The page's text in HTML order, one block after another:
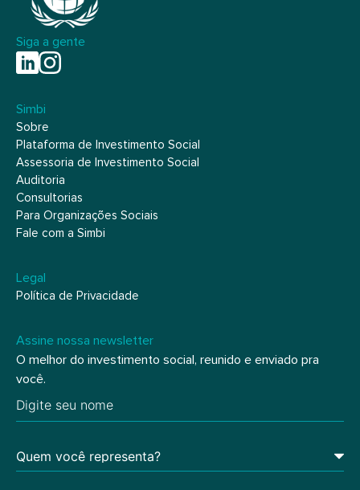
Siga a gente
Simbi
Sobre
Plataforma de Investimento Social
Assessoria de Investimento Social
Auditoria
Consultorias
Para Organizações Sociais
Fale com a Simbi
Legal
Política de Privacidade
Assine nossa newsletter
O melhor do investimento social, reunido e enviado pra
você.